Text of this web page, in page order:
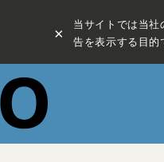
×
当サイトでは当
告を表示する目的